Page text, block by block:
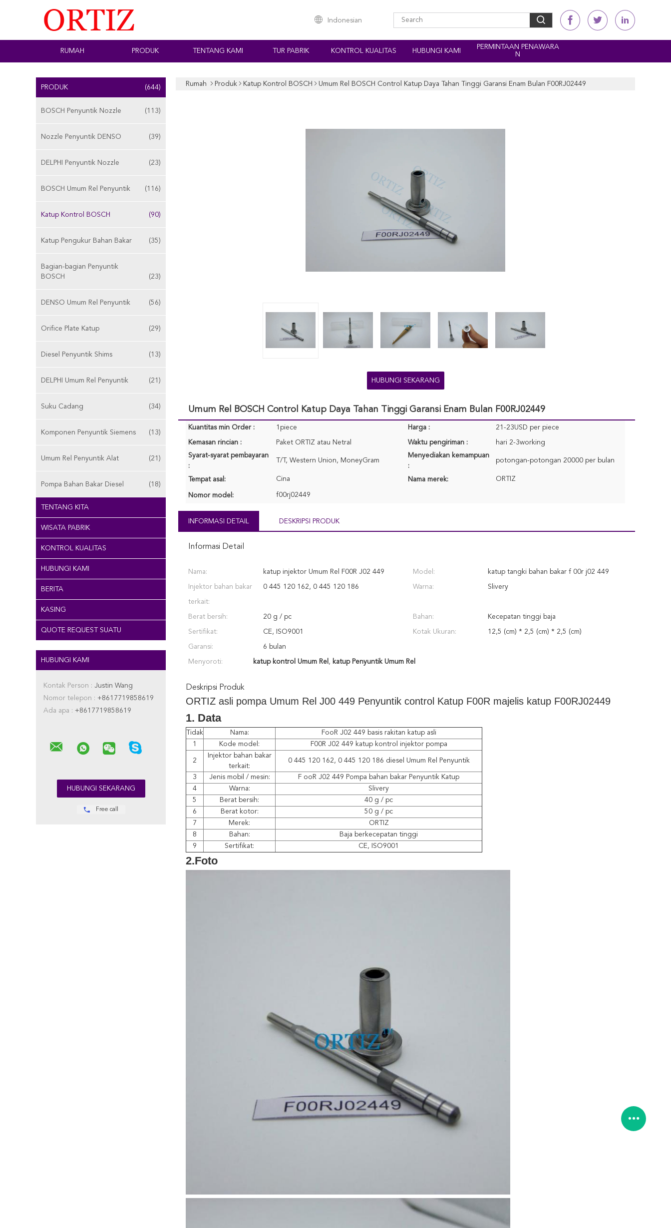
Indonesian
RUMAH PRODUK TENTANG KAMI TUR PABRIK KONTROL KUALITAS HUBUNGI KAMI
PERMINTAAN PENAWARA
N
PRODUK (644)
BOSCH Penyuntik Nozzle (113)
Nozzle Penyuntik DENSO (39)
DELPHI Penyuntik Nozzle (23)
BOSCH Umum Rel Penyuntik (116)
Katup Kontrol BOSCH (90)
Katup Pengukur Bahan Bakar (35)
Bagian-bagian Penyuntik
BOSCH
(23)
DENSO Umum Rel Penyuntik (56)
Orifice Plate Katup (29)
Diesel Penyuntik Shims (13)
DELPHI Umum Rel Penyuntik (21)
Suku Cadang (34)
Komponen Penyuntik Siemens (13)
Umum Rel Penyuntik Alat (21)
Pompa Bahan Bakar Diesel (18)
TENTANG KITA
WISATA PABRIK
KONTROL KUALITAS
HUBUNGI KAMI
BERITA
KASING
QUOTE REQUEST SUATU
HUBUNGI KAMI
Kontak Person : Justin Wang
Nomor telepon : +8617719858619
Ada apa : +8617719858619
Free call
Rumah Produk Katup Kontrol BOSCH Umum Rel BOSCH Control Katup Daya Tahan Tinggi Garansi Enam Bulan F00RJ02449
HUBUNGI SEKARANG
Umum Rel BOSCH Control Katup Daya Tahan Tinggi Garansi Enam Bulan F00RJ02449
Kuantitas min Order : 1piece Harga : 21-23USD per piece
Kemasan rincian : Paket ORTIZ atau Netral Waktu pengiriman :
hari 2-3working
Syarat-syarat pembayaran
:
T/T, Western Union, MoneyGram
Menyediakan kemampuan
:
potongan-potongan 20000 per bulan
Tempat asal: Cina Nama merek: ORTIZ
Nomor model: f00rj02449
INFORMASI DETAIL DESKRIPSI PRODUK
Informasi Detail
Nama: katup injektor Umum Rel F00R J02 449 Model: katup tangki bahan bakar f 00r j02 449
Injektor bahan bakar
terkait:
0 445 120 162, 0 445 120 186 Warna: Slivery
Berat bersih: 20 g / pc Bahan: Kecepatan tinggi baja
Sertifikat: CE, ISO9001 Kotak Ukuran: 12,5 (cm) * 2,5 (cm) * 2,5 (cm)
Garansi: 6 bulan
Menyoroti: katup kontrol Umum Rel , katup Penyuntik Umum Rel
Deskripsi Produk
ORTIZ asli pompa Umum Rel J00 449 Penyuntik control Katup F00R majelis katup F00RJ02449
1. Data
Tidak Nama:
FooR J02 449 basis rakitan katup asli
1
Kode model: F00R J02 449 katup kontrol injektor pompa
2
Injektor bahan bakar
terkait:
0 445 120 162, 0 445 120 186 diesel Umum Rel Penyuntik
3 Jenis mobil / mesin:
F ooR J02 449 Pompa bahan bakar Penyuntik Katup
4
Warna:
Slivery
5
Berat bersih:
40 g / pc
6
Berat kotor:
50 g / pc
7
Merek:
ORTIZ
8
Bahan:
Baja berkecepatan tinggi
9
Sertifikat: CE, ISO9001
2.Foto